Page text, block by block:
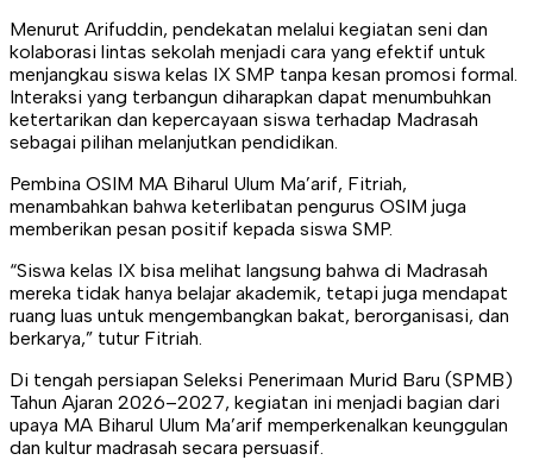
Menurut Arifuddin, pendekatan melalui kegiatan seni dan
kolaborasi lintas sekolah menjadi cara yang efektif untuk
menjangkau siswa kelas IX SMP tanpa kesan promosi formal.
Interaksi yang terbangun diharapkan dapat menumbuhkan
ketertarikan dan kepercayaan siswa terhadap Madrasah
sebagai pilihan melanjutkan pendidikan.
Pembina OSIM MA Biharul Ulum Ma’arif, Fitriah,
menambahkan bahwa keterlibatan pengurus OSIM juga
memberikan pesan positif kepada siswa SMP.
“Siswa kelas IX bisa melihat langsung bahwa di Madrasah
mereka tidak hanya belajar akademik, tetapi juga mendapat
ruang luas untuk mengembangkan bakat, berorganisasi, dan
berkarya,” tutur Fitriah.
Di tengah persiapan Seleksi Penerimaan Murid Baru (SPMB)
Tahun Ajaran 2026–2027, kegiatan ini menjadi bagian dari
upaya MA Biharul Ulum Ma’arif memperkenalkan keunggulan
dan kultur madrasah secara persuasif.